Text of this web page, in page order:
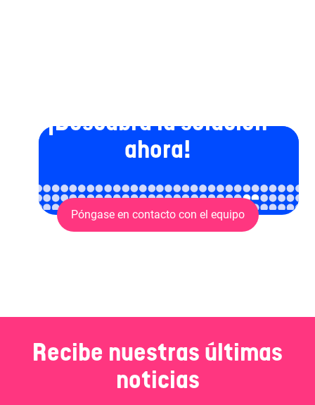
¡Descubra la solución
ahora!
Póngase en contacto con el equipo
Recibe nuestras últimas
noticias